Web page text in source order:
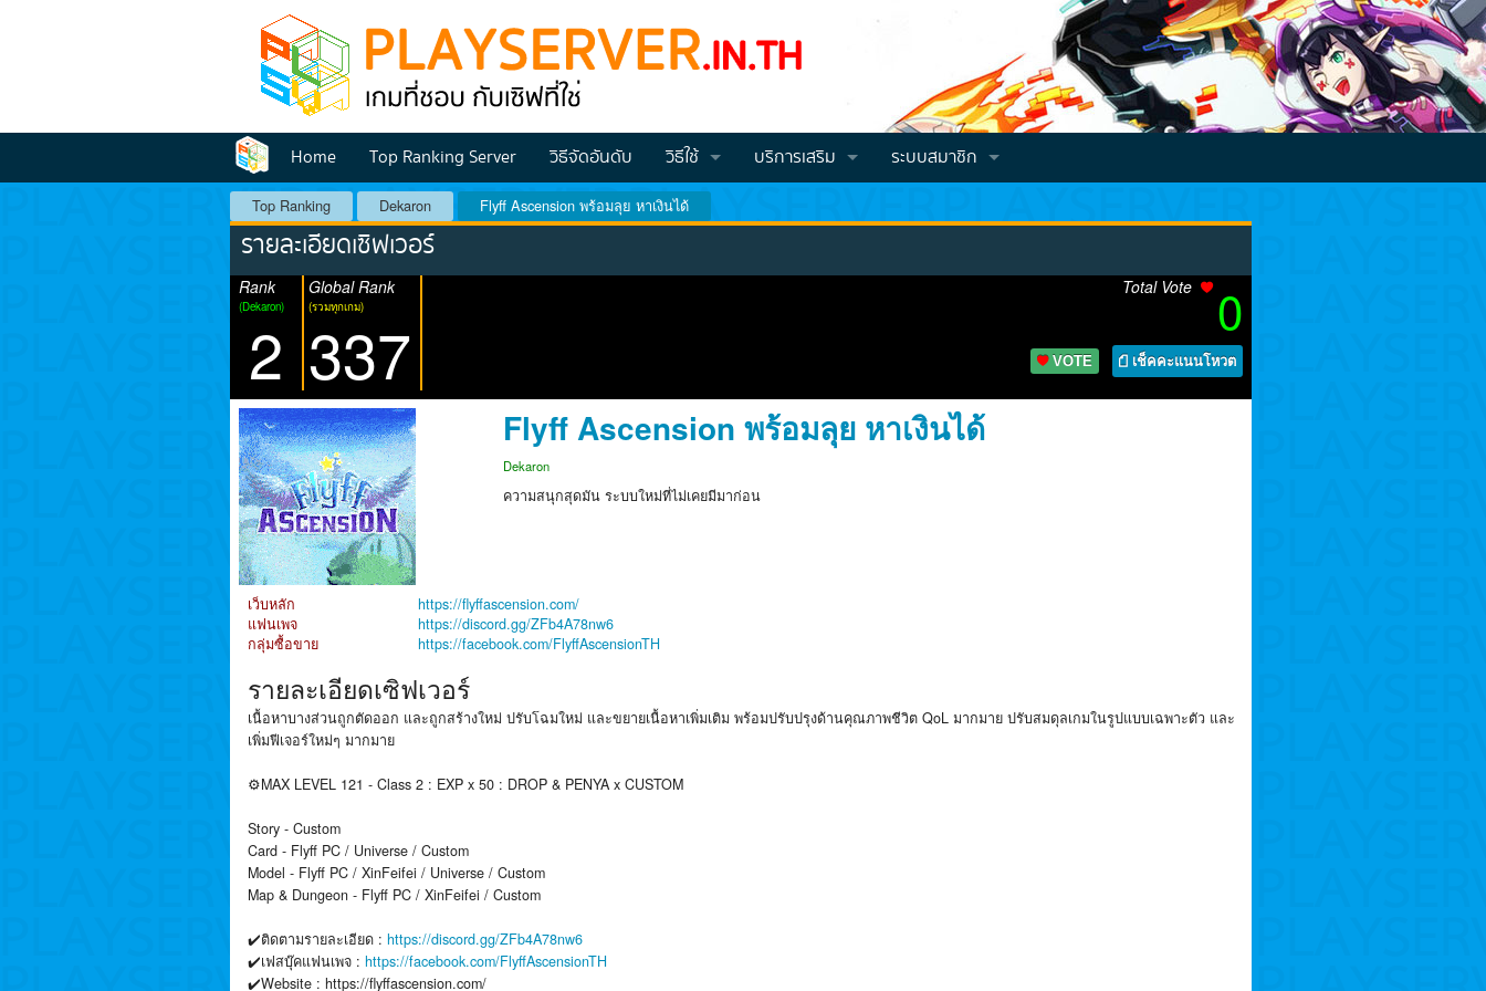
Home Top Ranking Server วิธีจัดอันดับ
วิธีใช้
วิธีโหวต VOTE
บริการเสริม
ระบบสมาชิก
Top Ranking Dekaron Flyff Ascension พร้อมลุย หาเงินได้
รายละเอียดเซิฟเวอร์
Rank
(Dekaron)
2
Global Rank
(รวมทุกเกม)
337
Total Vote 0
VOTE เช็คคะแนนโหวต
Flyff Ascension พร้อมลุย หาเงินได้
Dekaron
ความสนุกสุดมัน ระบบใหม่ที่ไม่เคยมีมาก่อน
เว็บหลัก
https://flyffascension.com/
แฟนเพจ
https://discord.gg/ZFb4A78nw6
กลุ่มซื้อขาย
https://facebook.com/FlyffAscensionTH
รายละเอียดเซิฟเวอร์
เนื้อหาบางส่วนถูกตัดออก และถูกสร้างใหม่ ปรับโฉมใหม่ และขยายเนื้อหาเพิ่มเติม พร้อมปรับปรุงด้านคุณภาพชีวิต QoL มากมาย ปรับสมดุลเกมในรูปแบบเฉพาะตัว และ
เพิ่มฟีเจอร์ใหม่ๆ มากมาย
⚙️MAX LEVEL 121 - Class 2 : EXP x 50 : DROP & PENYA x CUSTOM
Story - Custom
Card - Flyff PC / Universe / Custom
Model - Flyff PC / XinFeifei / Universe / Custom
Map & Dungeon - Flyff PC / XinFeifei / Custom
✔️ติดตามรายละเอียด : https://discord.gg/ZFb4A78nw6
✔️เฟสบุ๊คแฟนเพจ : https://facebook.com/FlyffAscensionTH
✔️Website : https://flyffascension.com/